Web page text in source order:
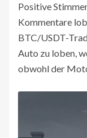
Positive
Kommentare
BTC/USDT-
Auto zu loben,
obwohl der